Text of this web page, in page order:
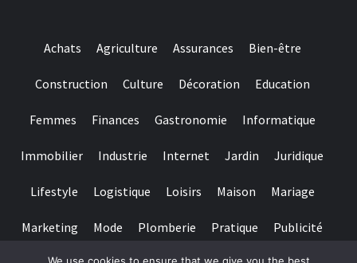
inoffizieller
deutschen
zuvor
Achats Agriculture Assurances Bien-être
Construction Culture Décoration Education
Femmes Finances Gastronomie Informatique
Immobilier Industrie Internet Jardin Juridique
Lifestyle Logistique Loisirs Maison Mariage
Marketing Mode Plomberie Pratique Publicité